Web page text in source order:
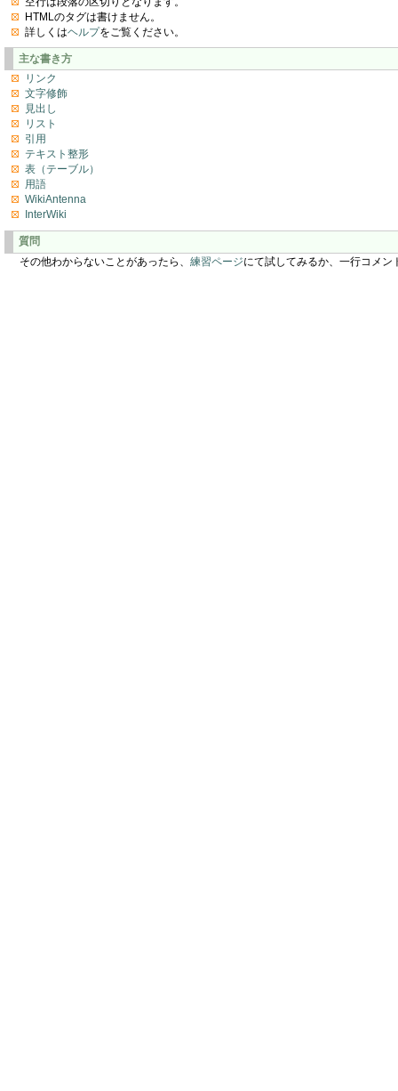
HTMLのタグは書けません。
詳しくはヘルプをご覧ください。
主な書き方
リンク
文字修飾
見出し
リスト
引用
テキスト整形
表（テーブル）
用語
WikiAntenna
InterWiki
質問
その他わからないことがあったら、 練習ページにて試してみるか、一行コメン